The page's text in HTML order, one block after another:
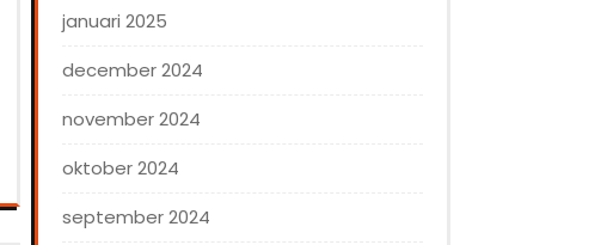
januari 2025
december 2024
november 2024
oktober 2024
september 2024